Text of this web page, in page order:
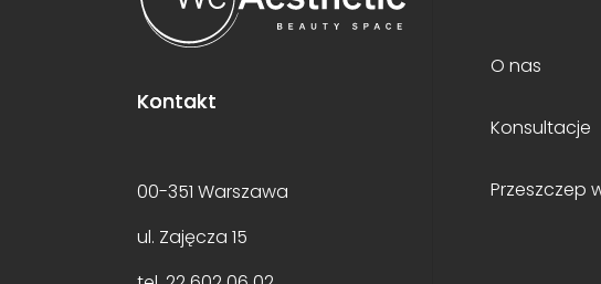
Kontakt
00-351 Warszawa
ul. Zajęcza 15
O nas
Konsultacje
Przeszczep